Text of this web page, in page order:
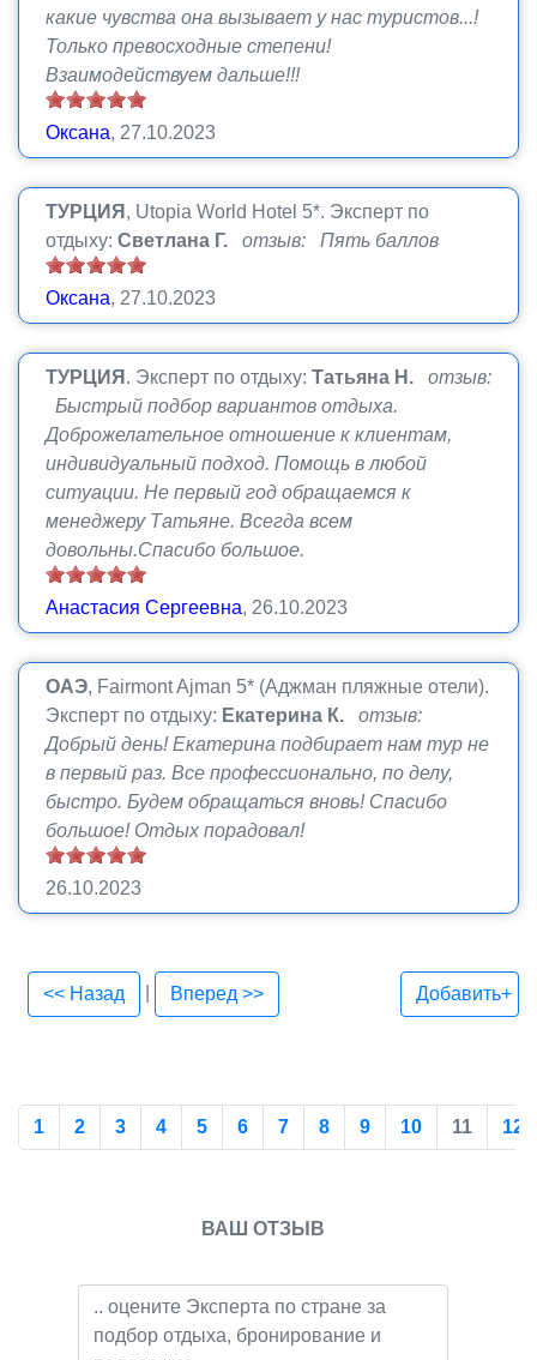
какие чувства она вызывает у нас туристов...!
Только превосходные степени!
Взаимодействуем дальше!!!
Оксана, 27.10.2023
ТУРЦИЯ , Utopia World Hotel 5*. Эксперт по
отдыху: Светлана Г. отзыв: Пять баллов
Оксана, 27.10.2023
ТУРЦИЯ . Эксперт по отдыху: Татьяна Н.
отзыв:
Быстрый подбор вариантов отдыха.
Доброжелательное отношение к клиентам,
индивидуальный подход. Помощь в любой
ситуации. Не первый год обращаемся к
менеджеру Татьяне. Всегда всем
довольны.Спасибо большое.
Анастасия Сергеевна, 26.10.2023
ОАЭ, Fairmont Ajman 5* (Аджман пляжные отели).
Эксперт по отдыху: Екатерина К.
отзыв:
Добрый день! Екатерина подбирает нам тур не
в первый раз. Все профессионально, по делу,
быстро. Будем обращаться вновь! Спасибо
большое! Отдых порадовал!
26.10.2023
<< Назад Вперед >> Добавить+
1 2 3 4 5 6 7 8 9 10 11 12
ВАШ ОТЗЫВ